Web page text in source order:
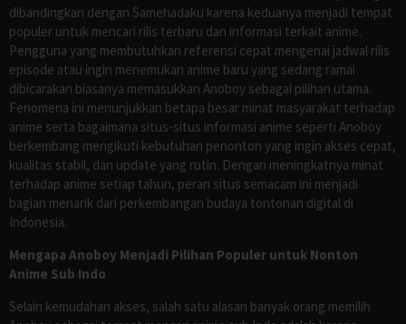
dibandingkan dengan Samehadaku karena keduanya menjadi tempat
populer untuk mencari rilis terbaru dan informasi terkait anime.
Pengguna yang membutuhkan referensi cepat mengenai jadwal rilis
episode atau ingin menemukan anime baru yang sedang ramai
dibicarakan biasanya memasukkan Anoboy sebagai pilihan utama.
Fenomena ini menunjukkan betapa besar minat masyarakat terhadap
anime serta bagaimana situs-situs informasi anime seperti Anoboy
berkembang mengikuti kebutuhan penonton yang ingin akses cepat,
kualitas stabil, dan update yang rutin. Dengan meningkatnya minat
terhadap anime setiap tahun, peran situs semacam ini menjadi
bagian menarik dari perkembangan budaya tontonan digital di
Indonesia.
Mengapa Anoboy Menjadi Pilihan Populer untuk Nonton
Anime Sub Indo
Selain kemudahan akses, salah satu alasan banyak orang memilih